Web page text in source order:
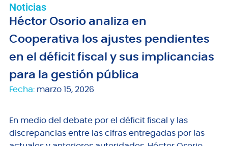
Noticias
Héctor Osorio analiza en
Cooperativa los ajustes pendientes
en el déficit fiscal y sus implicancias
para la gestión pública
Fecha: marzo 15, 2026
En medio del debate por el déficit fiscal y las
discrepancias entre las cifras entregadas por las